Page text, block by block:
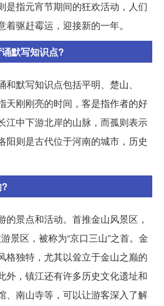
是指元宵节期间的狂欢活动，人们
驱赶霉运，迎接新的一年。
默写知识点?
默写知识点包括平明、楚山、
天刚刚亮的时间，客是指作者的好
江中下游北岸的山脉，而孤则表示
阳则是古代位于河南的城市，历史
的景点和活动。首推金山风景区，
景区，被称为“京口三山”之首。金
格独特，尤其以耸立于金山之巅的
外，镇江还有许多历史文化遗址和
、南山寺等，可以让游客深入了解